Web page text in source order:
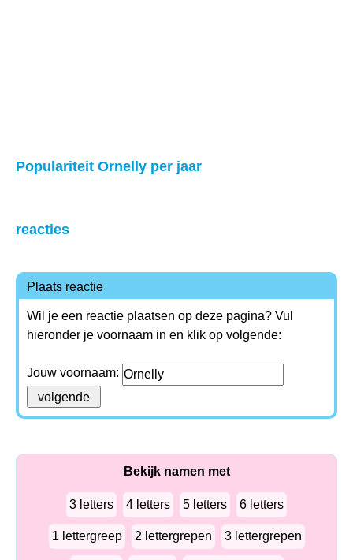
Populariteit Ornelly per jaar
reacties
Plaats reactie
Wil je een reactie plaatsen op deze pagina? Vul
hieronder je voornaam in en klik op volgende:
Jouw voornaam:
Bekijk namen met
3 letters 4 letters 5 letters 6 letters
1 lettergreep 2 lettergrepen 3 lettergrepen